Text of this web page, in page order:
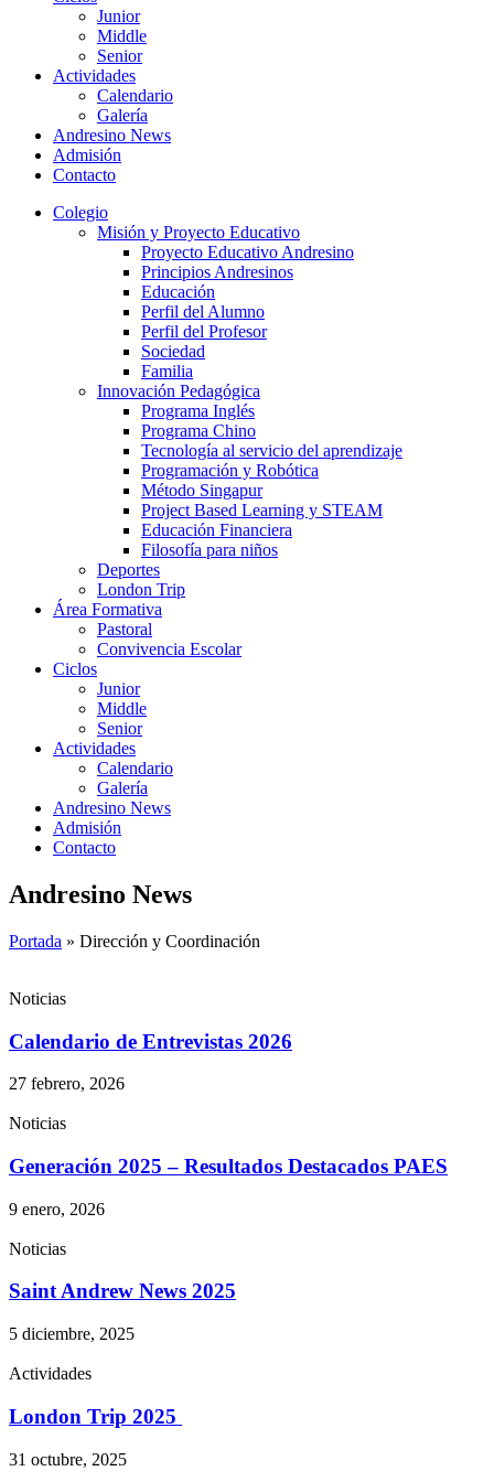
Junior
Middle
Senior
Actividades
Calendario
Galería
Andresino News
Admisión
Contacto
Colegio
Misión y Proyecto Educativo
Proyecto Educativo Andresino
Principios Andresinos
Educación
Perfil del Alumno
Perfil del Profesor
Sociedad
Familia
Innovación Pedagógica
Programa Inglés
Programa Chino
Tecnología al servicio del aprendizaje
Programación y Robótica
Método Singapur
Project Based Learning y STEAM
Educación Financiera
Filosofía para niños
Deportes
London Trip
Área Formativa
Pastoral
Convivencia Escolar
Ciclos
Junior
Middle
Senior
Actividades
Calendario
Galería
Andresino News
Admisión
Contacto
Andresino News
Portada » Dirección y Coordinación
Noticias
Calendario de Entrevistas 2026
27 febrero, 2026
Noticias
Generación 2025 – Resultados Destacados PAES
9 enero, 2026
Noticias
Saint Andrew News 2025
5 diciembre, 2025
Actividades
London Trip 2025
31 octubre, 2025